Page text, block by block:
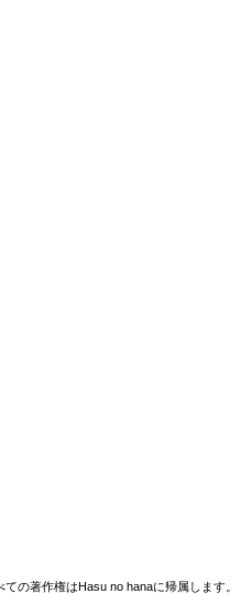
の著作権はHasu no hanaに帰属します。